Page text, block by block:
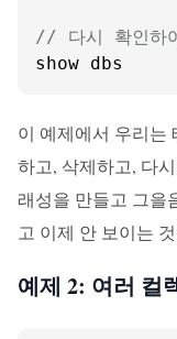
// 다시 확인하
show dbs
이 예제에서 우리는
하고, 삭제하고, 다
래성을 만들고 그을
고 이제 안 보이는
예제 2: 여러 컬